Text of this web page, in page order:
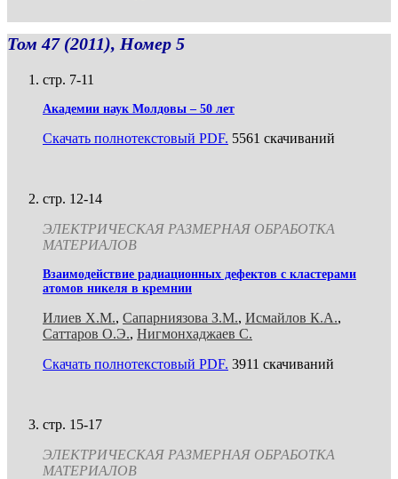
Том 47 (2011), Номер 5
стр. 7-11
Академии наук Молдовы – 50 лет
Скачать полнотекстовый PDF. 5561 скачиваний
стр. 12-14
ЭЛЕКТРИЧЕСКАЯ РАЗМЕРНАЯ ОБРАБОТКА
МАТЕРИАЛОВ
Взаимодействие радиационных дефектов с кластерами
атомов никеля в кремнии
Илиев Х.М., Сапарниязова З.М., Исмайлов К.А.,
Саттаров О.Э., Нигмонхаджаев С.
Скачать полнотекстовый PDF. 3911 скачиваний
стр. 15-17
ЭЛЕКТРИЧЕСКАЯ РАЗМЕРНАЯ ОБРАБОТКА
МАТЕРИАЛОВ